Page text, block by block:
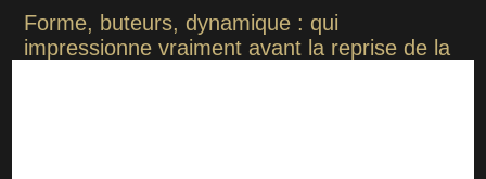
Forme, buteurs, dynamique : qui
impressionne vraiment avant la reprise de la